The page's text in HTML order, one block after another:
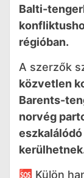
Balti-
régióban.
A szerzők
közvetlen
Barents-
norvég
🆘 Külön